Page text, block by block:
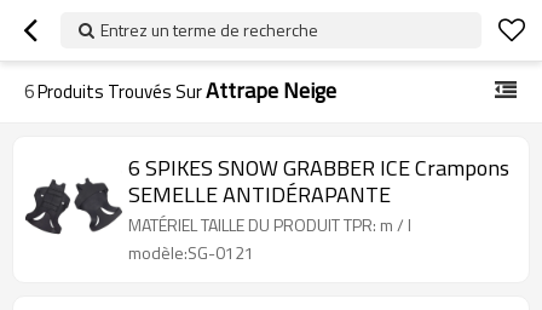
Entrez un terme de recherche
6Produits Trouvés SurAttrape Neige
6 SPIKES SNOW GRABBER ICE Crampons
SEMELLE ANTIDÉRAPANTE
MATÉRIEL TAILLE DU PRODUIT TPR: m / l
modèle:SG-0121